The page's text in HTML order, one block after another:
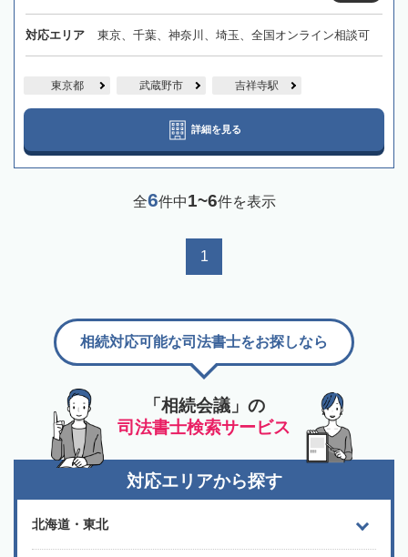
対応エリア 東京、千葉、神奈川、埼玉、全国オンライン相談可
東京都 武蔵野市 吉祥寺駅
詳細を見る
全6件中1~6件を表示
1
「相続会議」の
司法書士検索サービス
相続対応可能な司法書士をお探しなら
対応エリアから探す
北海道・東北